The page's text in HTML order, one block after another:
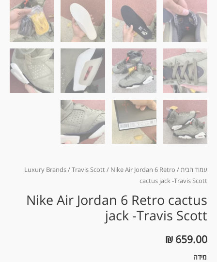
עמוד הבית/
Luxury Brands/Travis Scott/ Nike Air Jordan 6 Retro
cactus jack -Travis Scott
Nike Air Jordan 6 Retro cactus
jack -Travis Scott
₪ 659.00
מידה